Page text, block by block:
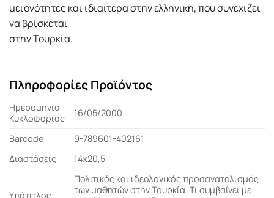
μειονότητες και ιδιαίτερα στην ελληνική, που συνεχίζει
να βρίσκεται
στην Τουρκία.
Πληροφορίες Προϊόντος
Ημερομηνία
Κυκλοφορίας
16/05/2000
Barcode
9-789601-402161
Διαστάσεις
14x20,5
Υπότιτλος
Πολιτικός και ιδεολογικός προσανατολισμός
των μαθητών στην Τουρκία. Τι συμβαίνει με